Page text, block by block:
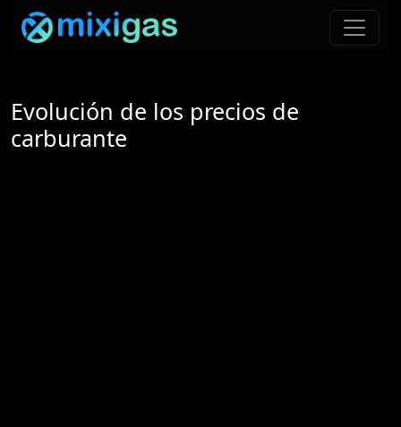
Evolución de los precios de
carburante